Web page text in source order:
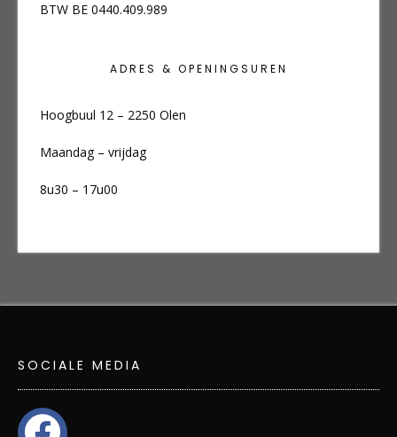
BTW BE 0440.409.989
ADRES & OPENINGSUREN
Hoogbuul 12 – 2250 Olen
Maandag – vrijdag
8u30 – 17u00
SOCIALE MEDIA
facebook